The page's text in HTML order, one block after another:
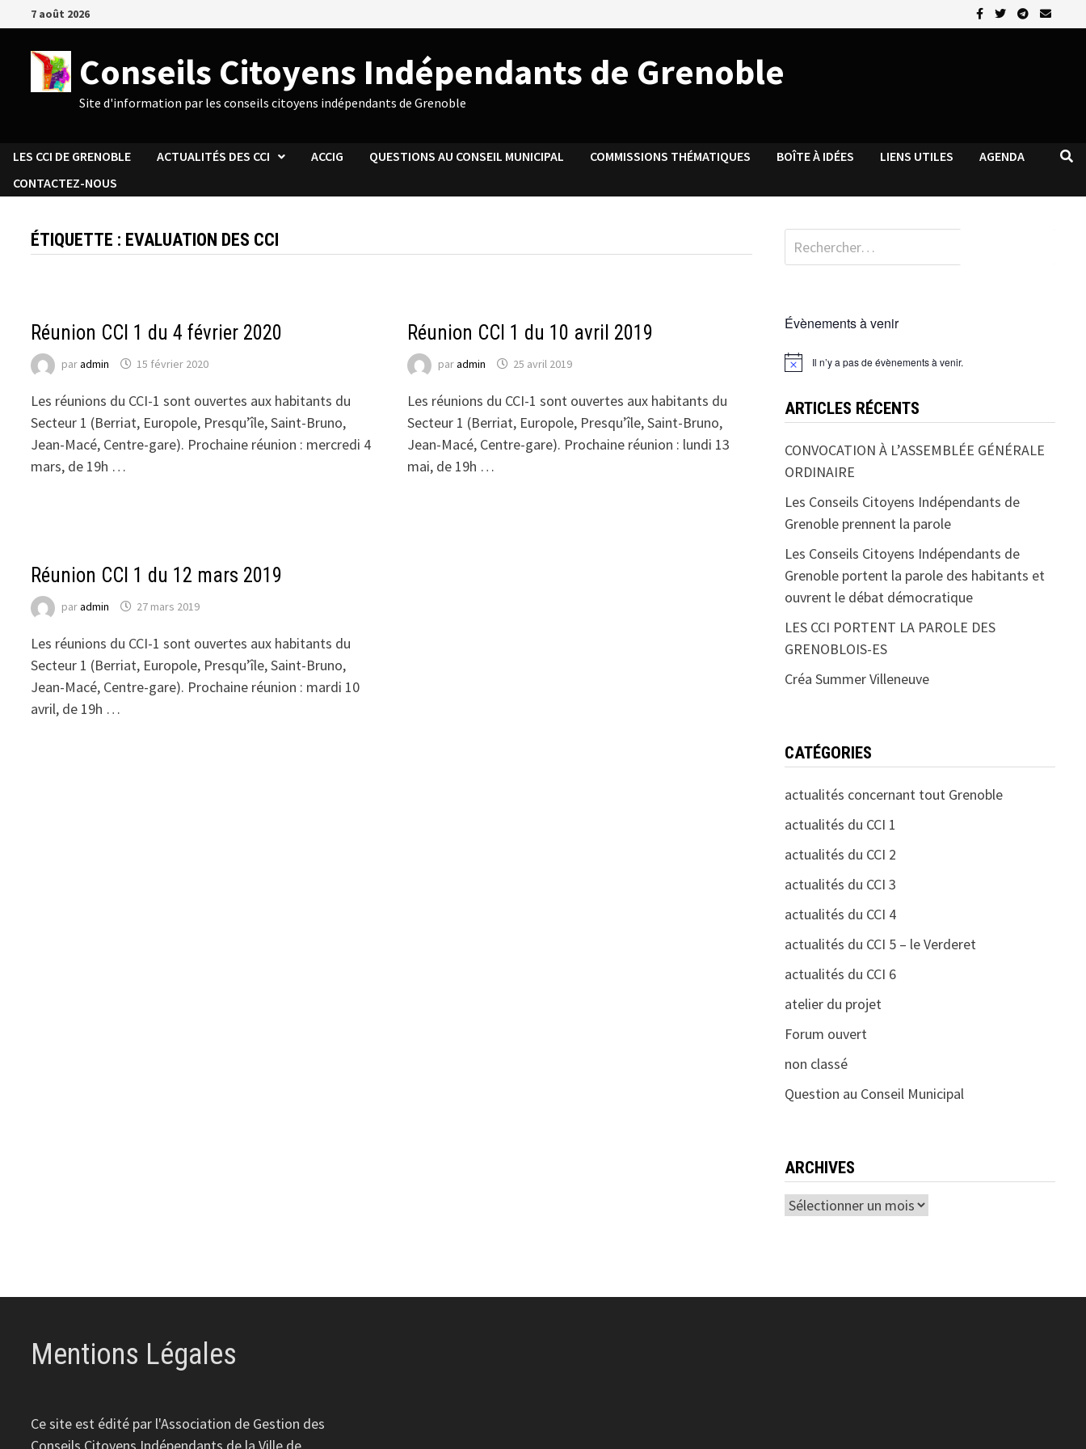
Passer
au
contenu
7 août 2026
Conseils Citoyens Indépendants de Grenoble
Site d'information par les conseils citoyens indépendants de Grenoble
LES CCI DE GRENOBLE ACTUALITÉS DES CCI ACCIG QUESTIONS AU CONSEIL MUNICIPAL COMMISSIONS THÉMATIQUES BOÎTE À IDÉES LIENS UTILES
AGENDA
CONTACTEZ-NOUS
ÉTIQUETTE : EVALUATION DES CCI
Réunion CCI 1 du 4 février 2020
paradmin 15 février 2020
Les réunions du CCI-1 sont ouvertes aux habitants du
Secteur 1 (Berriat, Europole, Presqu’île, Saint-Bruno,
Jean-Macé, Centre-gare). Prochaine réunion : mercredi 4
mars, de 19h …
Réunion CCI 1 du 10 avril 2019
paradmin 25 avril 2019
Les réunions du CCI-1 sont ouvertes aux habitants du
Secteur 1 (Berriat, Europole, Presqu’île, Saint-Bruno,
Jean-Macé, Centre-gare). Prochaine réunion : lundi 13
mai, de 19h …
Réunion CCI 1 du 12 mars 2019
paradmin 27 mars 2019
Les réunions du CCI-1 sont ouvertes aux habitants du
Secteur 1 (Berriat, Europole, Presqu’île, Saint-Bruno,
Jean-Macé, Centre-gare). Prochaine réunion : mardi 10
avril, de 19h …
Rechercher :
Évènements à venir
Il n’y a pas de évènements à venir.
ARTICLES RÉCENTS
CONVOCATION À L’ASSEMBLÉE GÉNÉRALE
ORDINAIRE
Les Conseils Citoyens Indépendants de
Grenoble prennent la parole
Les Conseils Citoyens Indépendants de
Grenoble portent la parole des habitants et
ouvrent le débat démocratique
LES CCI PORTENT LA PAROLE DES
GRENOBLOIS-ES
Créa Summer Villeneuve
CATÉGORIES
actualités concernant tout Grenoble
actualités du CCI 1
actualités du CCI 2
actualités du CCI 3
actualités du CCI 4
actualités du CCI 5 – le Verderet
actualités du CCI 6
atelier du projet
Forum ouvert
non classé
Question au Conseil Municipal
ARCHIVES
Archives
Mentions Légales
Ce site est édité par l'Association de Gestion des